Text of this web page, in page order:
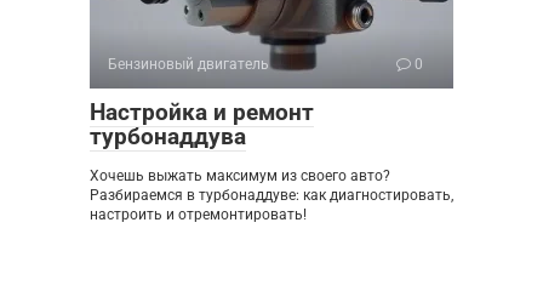
Бензиновый двигатель 0
Настройка и ремонт
турбонаддува
Хочешь выжать максимум из своего авто?
Разбираемся в турбонаддуве: как диагностировать,
настроить и отремонтировать!